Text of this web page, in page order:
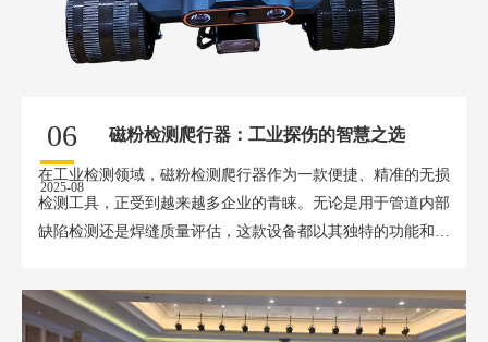
06
2025-08
磁粉检测爬行器：工业探伤的智慧之选
在工业检测领域，磁粉检测爬行器作为一款便捷、精准的无损
检测工具，正受到越来越多企业的青睐。无论是用于管道内部
缺陷检测还是焊缝质量评估，这款设备都以其独特的功能和卓